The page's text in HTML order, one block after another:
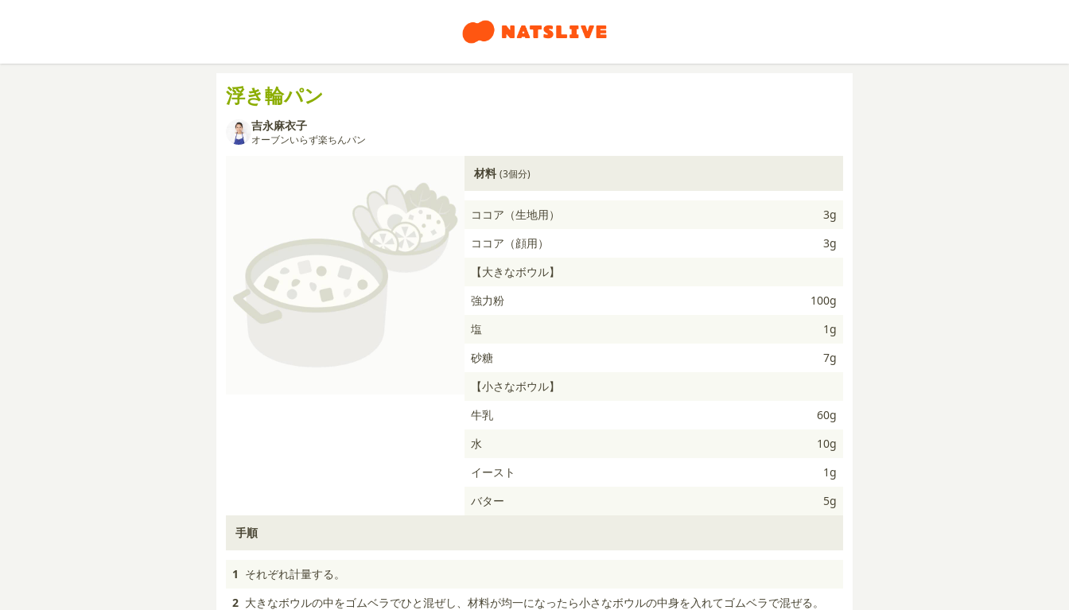
浮き輪パン
吉永麻衣子
オーブンいらず楽ちんパン
材料 (3個分)
ココア（生地用）
3g
ココア（顔用）
3g
【大きなボウル】
強力粉
100g
塩
1g
砂糖
7g
【小さなボウル】
牛乳
60g
水
10g
イースト
1g
バター
5g
手順
1 それぞれ計量する。
2 大きなボウルの中をゴムベラでひと混ぜし、材料が均一になったら小さなボウルの中身を入れてゴムベラで混ぜる。